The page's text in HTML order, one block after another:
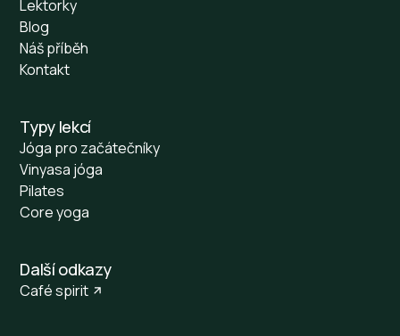
Lektorky
Blog
Náš příběh
Kontakt
Typy lekcí
Jóga pro začátečníky
Vinyasa jóga
Pilates
Core yoga
Další odkazy
Café spirit